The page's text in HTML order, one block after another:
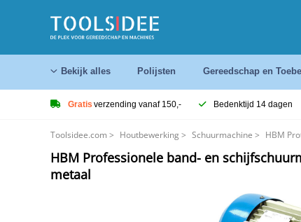
Bekijk alles Polijsten Gereedschap en
Gratis verzending vanaf 150,- Bedenktijd 14 dagen
Toolsidee.com > Houtbewerking > Schuurmachine > HBM
HBM Professionele band- en
metaal